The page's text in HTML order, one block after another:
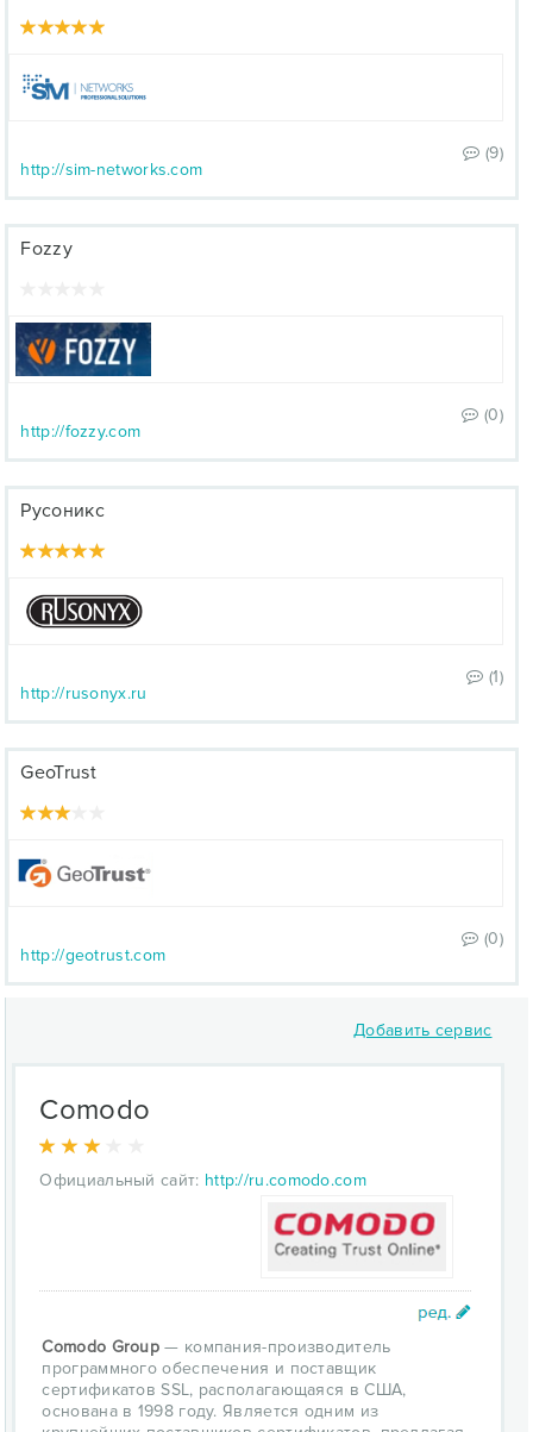
(9)
http://sim-networks.com
Fozzy
(0)
http://fozzy.com
Русоникс
(1)
http://rusonyx.ru
GeoTrust
(0)
http://geotrust.com
Добавить сервис
Comodo
Официальный сайт: http://ru.comodo.com
Comodo Group — компания-производитель
программного обеспечения и поставщик
сертификатов SSL, располагающаяся в США,
основана в 1998 году. Является одним из